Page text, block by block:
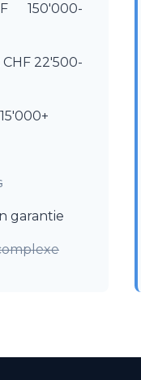
150'000-
CHF 22'500-
garantie